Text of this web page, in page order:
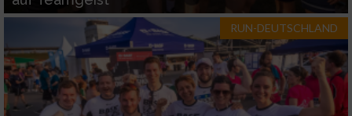
RUN-DEUTSCHLAND